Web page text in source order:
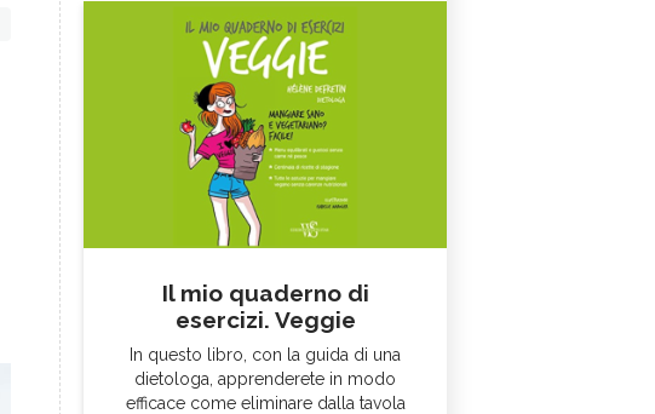
Il mio quaderno di
esercizi. Veggie
In questo libro, con la guida di una
dietologa, apprenderete in modo
efficace come eliminare dalla tavola